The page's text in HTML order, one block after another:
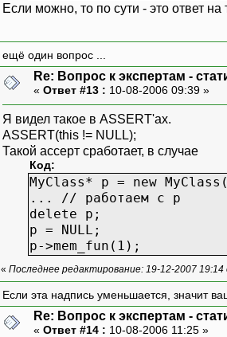
Если можно, то по сути - это ответ
ещё один вопрос ...
Re: Вопрос к экспертам -
« Ответ #13 : 10-08-2006 09:39 »
Я видел такое в ASSERT'ах.
ASSERT(this != NULL);
Такой ассерт сработает, в случае
Код:
MyClass* p = new
... // работаем с p
delete p;
p = NULL;
p->mem_fun(1);
« Последнее редактирование: 19-12-2007
Если эта надпись уменьшается, значит
Re: Вопрос к экспертам -
« Ответ #14 : 10-08-2006 11:25 »